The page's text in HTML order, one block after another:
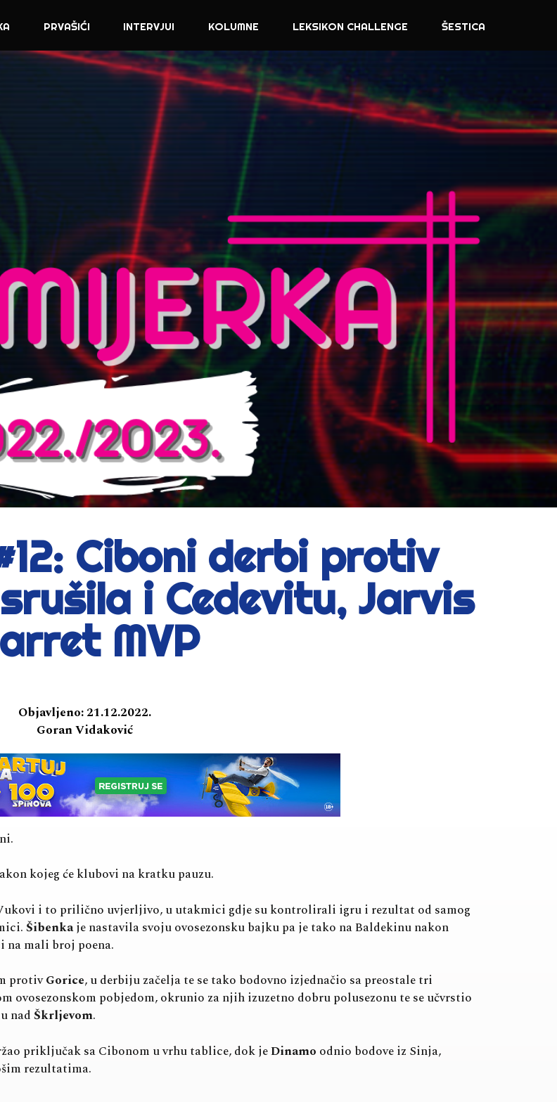
PRVAŠIĆI INTERVJUI KOLUMNE LEKSIKON CHALLENGE ŠESTICA
Ciboni derbi protiv
i Cedevitu, Jarvis
MVP
Objavljeno: 21.12.2022.
Goran Vidaković
kojeg će klubovi na kratku pauzu.
i to prilično uvjerljivo, u utakmici gdje su kontrolirali igru i rezultat od samog
Šibenkaje nastavila svoju ovosezonsku bajku pa je tako na Baldekinu nakon
na mali broj poena.
protivGorice, u derbiju začelja te se tako bodovno izjednačio sa preostale tri
ovosezonskom pobjedom, okrunio za njih izuzetno dobru polusezonu te se učvrstio
nadŠkrljevom.
priključak sa Cibonom u vrhu tablice, dok jeDinamo odnio bodove iz Sinja,
rezultatima.